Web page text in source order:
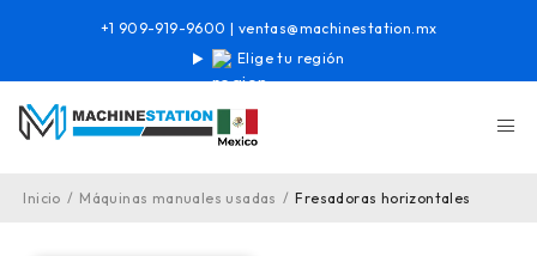
Elige tu región
+1 909-919-9600 | ventas@machinestation.mx
Inicio / Máquinas manuales usadas / Fresadoras horizontales